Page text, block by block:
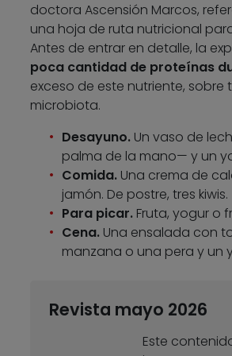
doctora Ascensión Marcos,
una hoja de ruta nutricional
Antes de entrar en detalle, la
poca cantidad de proteínas
exceso de este nutriente,
microbiota.
Desayuno.Un vaso de
palma de la mano— y un
Comida.Una crema de
jamón. De postre, tres kiwis.
Para picar.Fruta, yogur o
Cena.Una ensalada con
manzana o una pera y un
Revista mayo 2026
Este